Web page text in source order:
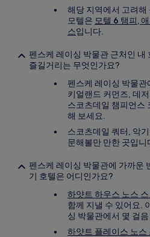
해당 지역에서 고려해
모텔은 모텔 6 탬피,
스입니다.
펜스케 레이싱 박물관 근처인 내
즐길거리는 무엇인가요?
펜스케 레이싱 박물
키얼랜드 커먼즈, 데
스코츠데일 챔피언스
해 보세요.
스코츠데일 쿼터, 악
문해볼만 만한 곳입니
펜스케 레이싱 박물관에 가까운
기 호텔은 어디인가요?
하얏트 하우스 노스
함께 지낼 수 있어요.
싱 박물관에서 몇 걸
하얏트 플레이스 노스